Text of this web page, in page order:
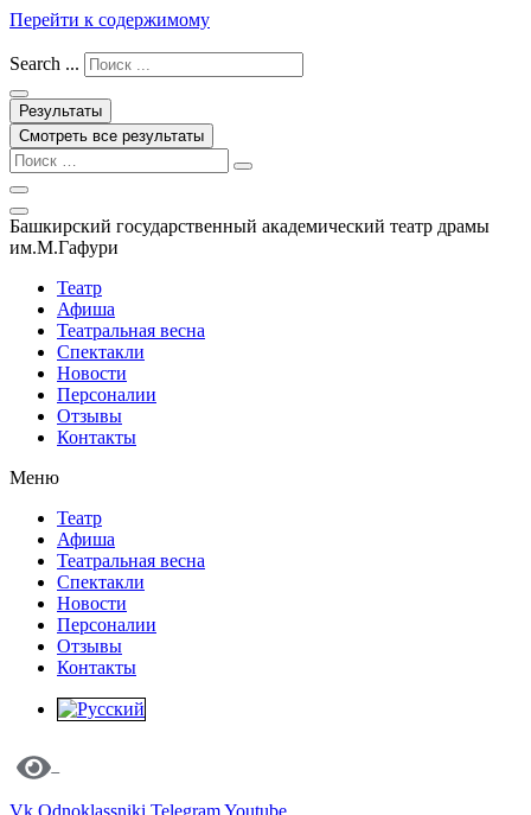
Перейти к содержимому
Search ...
Результаты
Смотреть все результаты
Башкирский государственный академический театр драмы
им.М.Гафури
Театр
Афиша
Театральная весна
Спектакли
Новости
Персоналии
Отзывы
Контакты
Меню
Театр
Афиша
Театральная весна
Спектакли
Новости
Персоналии
Отзывы
Контакты
Vk Odnoklassniki TelegramYoutube